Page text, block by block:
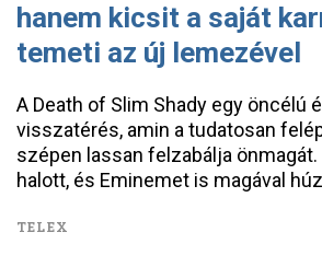
hanem kicsit a saját
temeti az új lemezével
A Death of Slim Shady egy öncélú
visszatérés, amin a tudatosan
szépen lassan felzabálja önmagát.
halott, és Eminemet is magával
TELEX